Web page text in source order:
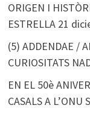
ORIGEN I
ESTRELLA 21
(5) ADDENDAE /
CURIOSITATS
EN EL 50è
CASALS A L’ONU